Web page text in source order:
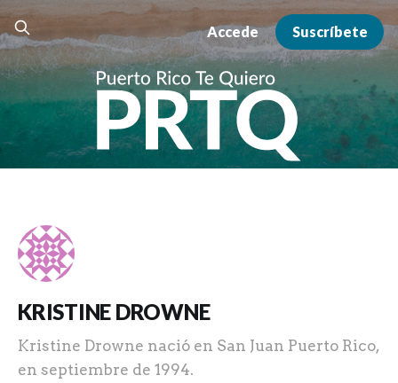
Accede Suscríbete
KRISTINE DROWNE
Kristine Drowne nació en San Juan Puerto Rico,
en septiembre de 1994.